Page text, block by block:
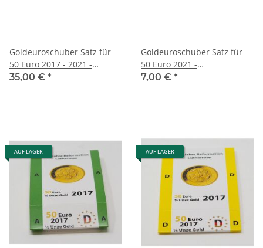
Goldeuroschuber Satz für
50 Euro 2017 - 2021 -
komplett - ADFGJ
35,00 € *
Goldeuroschuber Satz für
50 Euro 2021 -
Musikinstrumente - Pauke -
7,00 € *
AUF LAGER AUF LAGER